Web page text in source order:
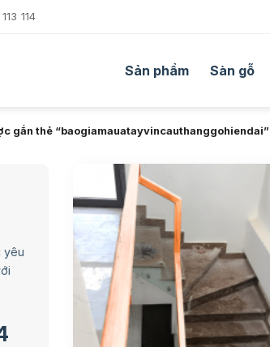
114
Sản phẩm Sàn gỗ
gắn thẻ “baogiamauatayvincauthanggohiendai”
yêu